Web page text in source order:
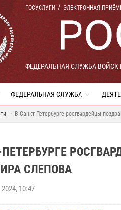
ГОСУСЛУГИ ЭЛЕКТРОННАЯ
ФЕДЕРАЛЬНАЯ СЛУЖБА
ФЕДЕРАЛЬНАЯ СЛУЖБА
В Санкт-Петербурге росгвардейцы
ПЕТЕРБУРГЕ
СЛЕПОВА
10:47